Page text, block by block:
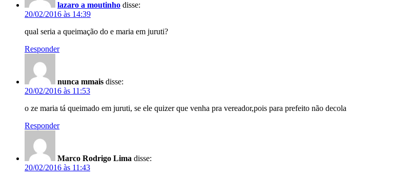
lazaro a moutinho disse:
20/02/2016 às 14:39
qual seria a queimação do e maria em juruti?
Responder
nunca mmais disse:
20/02/2016 às 11:53
o ze maria tá queimado em juruti, se ele quizer que venha pra vereador,pois para prefeito não decola
Responder
Marco Rodrigo Lima disse:
20/02/2016 às 11:43